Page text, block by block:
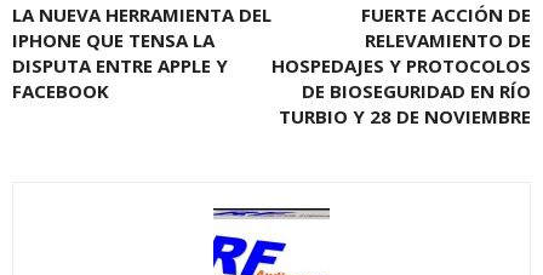
LA NUEVA HERRAMIENTA DEL
IPHONE QUE TENSA LA
DISPUTA ENTRE APPLE Y
FACEBOOK
FUERTE ACCIÓN DE
RELEVAMIENTO DE
HOSPEDAJES Y PROTOCOLOS
DE BIOSEGURIDAD EN RÍO
TURBIO Y 28 DE NOVIEMBRE